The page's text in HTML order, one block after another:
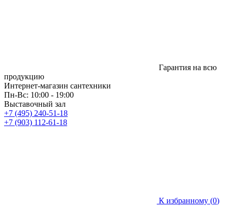
Гарантия на всю
продукцию
Интернет-магазин сантехники
Пн-Вс: 10:00 - 19:00
Выставочный зал
+7 (495) 240-51-18
+7 (903) 112-61-18
К избранному (0)